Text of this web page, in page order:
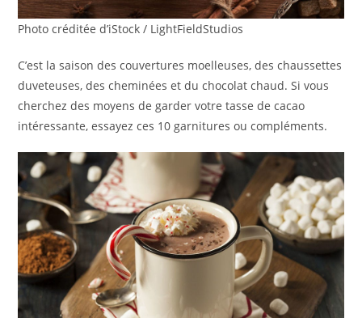
Photo créditée d’iStock / LightFieldStudios
C’est la saison des couvertures moelleuses, des chaussettes
duveteuses, des cheminées et du chocolat chaud. Si vous
cherchez des moyens de garder votre tasse de cacao
intéressante, essayez ces 10 garnitures ou compléments.